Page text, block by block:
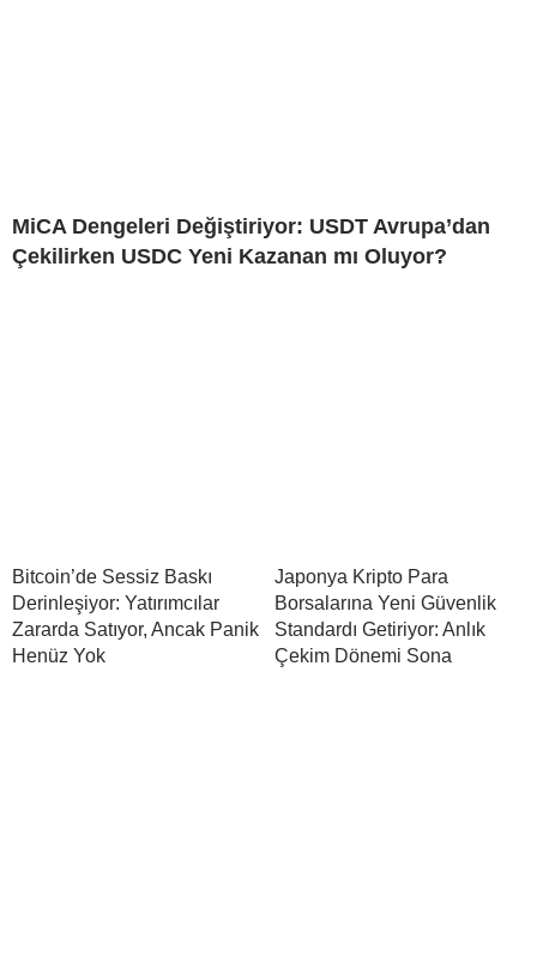
MiCA Dengeleri Değiştiriyor: USDT Avrupa’dan
Çekilirken USDC Yeni Kazanan mı Oluyor?
Bitcoin’de Sessiz Baskı
Derinleşiyor: Yatırımcılar
Zararda Satıyor, Ancak Panik
Henüz Yok
Japonya Kripto Para
Borsalarına Yeni Güvenlik
Standardı Getiriyor: Anlık
Çekim Dönemi Sona